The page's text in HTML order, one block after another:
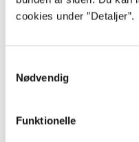
cookies under ”Detaljer”.
Nødvendig
Funktionelle
Artikler